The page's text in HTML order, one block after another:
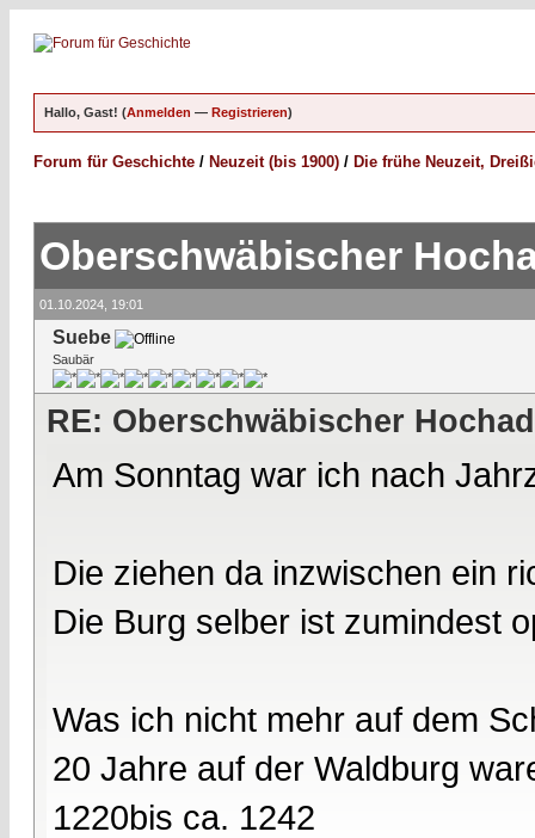
Hallo, Gast! (Anmelden — Registrieren)
Forum für Geschichte / Neuzeit (bis 1900) / Die frühe Neuzeit,
Oberschwäbischer
01.10.2024, 19:01
Suebe
Saubär
RE: Oberschwäbischer
Am Sonntag war ich nach
Die ziehen da inzwischen ein
Die Burg selber ist zumindest
Was ich nicht mehr auf dem
20 Jahre auf der Waldburg
1220bis ca. 1242